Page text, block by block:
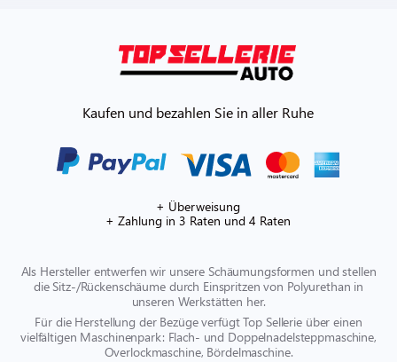
Kaufen und bezahlen Sie in aller Ruhe
+ Überweisung
+ Zahlung in 3 Raten und 4 Raten
Als Hersteller entwerfen wir unsere Schäumungsformen und stellen
die Sitz-/Rückenschäume durch Einspritzen von Polyurethan in
unseren Werkstätten her.
Für die Herstellung der Bezüge verfügt Top Sellerie über einen
vielfältigen Maschinenpark: Flach- und Doppelnadelsteppmaschine,
Overlockmaschine, Bördelmaschine.